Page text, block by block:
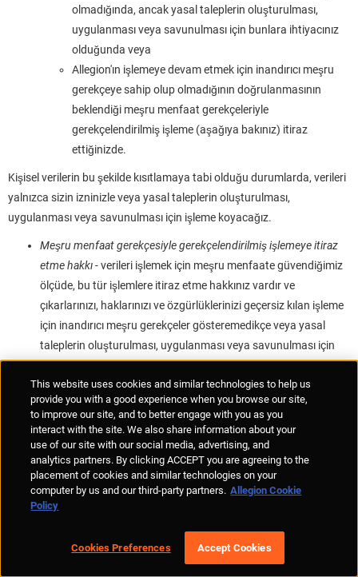
olmadığında, ancak yasal taleplerin oluşturulması,
uygulanması veya savunulması için bunlara ihtiyacınız
olduğunda veya
Allegion'ın işlemeye devam etmek için inandırıcı meşru
gerekçeye sahip olup olmadığının doğrulanmasının
beklendiği meşru menfaat gerekçeleriyle
gerekçelendirilmiş işleme (aşağıya bakınız) itiraz
ettiğinizde.
Kişisel verilerin bu şekilde kısıtlamaya tabi olduğu durumlarda, verileri
yalnızca sizin izninizle veya yasal taleplerin oluşturulması,
uygulanması veya savunulması için işleme koyacağız.
Meşru menfaat gerekçesiyle gerekçelendirilmiş işlemeye itiraz
etme hakkı -verileri işlemek için meşru menfaate güvendiğimiz
ölçüde, bu tür işlemlere itiraz etme hakkınız vardır ve
çıkarlarınızı, haklarınızı ve özgürlüklerinizi geçersiz kılan işleme
için inandırıcı meşru gerekçeler gösteremedikçe veya yasal
taleplerin oluşturulması, uygulanması veya savunulması için
verileri işlememiz gerektiğinde söz konusu işlemeyi
durdurmamız gerekir. Normalde, işlemenin dayanağı olarak
meşru menfaate güvendiğimizde, bu tür inandırıcı meşru
gerekçeleri gösterebileceğimize inanırız, ancak her vakayı
münferit olarak ele alırız.
Ayrıca, kişisel verilerinizin işlenmesinin Avrupa Birliği'nin Genel Veri
Koruma Yönetmeliğini ihlal ettiğini düşünüyorsanız, özellikle ikamet
ettiğiniz Üye Devletinizde bir denetim makamına şikâyette bulunma
Haklarınızla ilgili daha fazla bilgi edinmek veya haklarınızdan herhangi
This website uses cookies and similar technologies to help us
provide you with a good experience when you browse our site,
to improve our site, and to better engage with you as you
interact with the site. We also share information about your
use of our site with our social media, advertising, and
analytics partners. By clicking ACCEPT you are agreeing to the
placement of cookies and similar technologies on your
computer by us and our third-party partners. Allegion Cookie
Policy
Cookies Preferences Accept Cookies